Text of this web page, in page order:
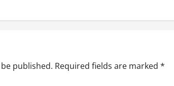
published. Required fields are marked *